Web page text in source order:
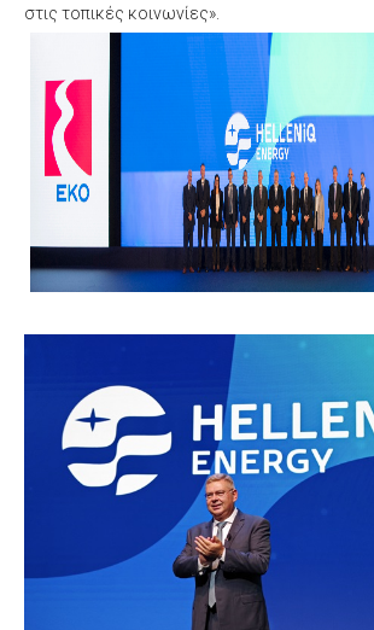
στις τοπικές κοινωνίες».